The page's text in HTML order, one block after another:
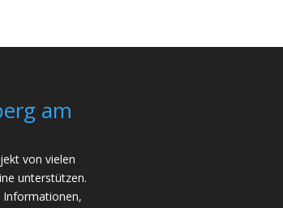
am
von vielen
unterstützen.
Informationen,